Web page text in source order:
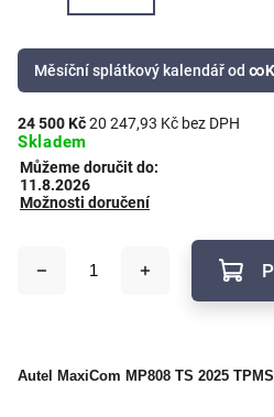
Měsíční splátkový kalendář od ∞
24 500 Kč20 247,93 Kč bez DPH
Skladem
Můžeme doručit do:
11.8.2026
Možnosti doručení
Autel MaxiCom MP808 TS 2025 TPMS